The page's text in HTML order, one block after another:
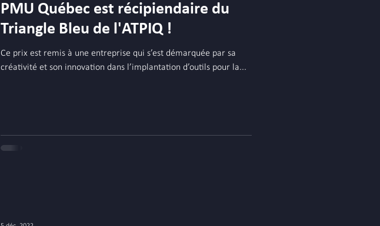
PMU Québec est récipiendaire du
Triangle Bleu de l'ATPIQ !
Ce prix est remis à une entreprise qui s’est démarquée par sa
créativité et son innovation dans l’implantation d’outils pour la...